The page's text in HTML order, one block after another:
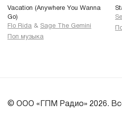
Vacation (Anywhere You Wanna
Go)
Flo Rida & Sage The Gemini
Поп музыка
© ООО «ГПМ Радио» 2026.